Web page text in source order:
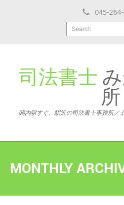
045-
Search
司法書士
所
関内駅すぐ、駅近の司法書士事務所／
MONTHLY